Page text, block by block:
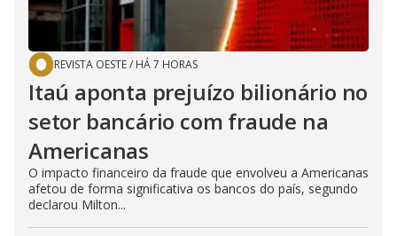
REVISTA OESTE/ HÁ 7 HORAS
Itaú aponta prejuízo bilionário no
setor bancário com fraude na
Americanas
O impacto financeiro da fraude que envolveu a Americanas
afetou de forma significativa os bancos do país, segundo
declarou Milton...